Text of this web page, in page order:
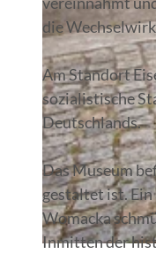
die
Am Standort
sozialistische
Deutschlands.
Das Museum
gestaltet ist.
Womacka
Inmitten der